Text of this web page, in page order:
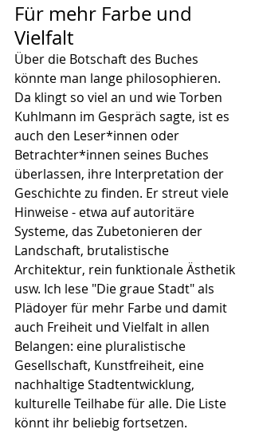
Für mehr Farbe und
Vielfalt
Über die Botschaft des Buches
könnte man lange philosophieren.
Da klingt so viel an und wie Torben
Kuhlmann im Gespräch sagte, ist es
auch den Leser*innen oder
Betrachter*innen seines Buches
überlassen, ihre Interpretation der
Geschichte zu finden. Er streut viele
Hinweise - etwa auf autoritäre
Systeme, das Zubetonieren der
Landschaft, brutalistische
Architektur, rein funktionale Ästhetik
usw. Ich lese "Die graue Stadt" als
Plädoyer für mehr Farbe und damit
auch Freiheit und Vielfalt in allen
Belangen: eine pluralistische
Gesellschaft, Kunstfreiheit, eine
nachhaltige Stadtentwicklung,
kulturelle Teilhabe für alle. Die Liste
könnt ihr beliebig fortsetzen.